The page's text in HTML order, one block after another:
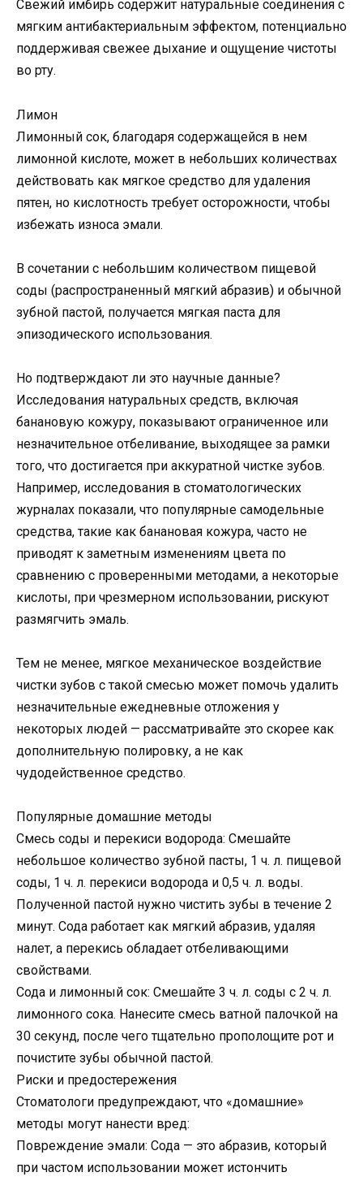
Свежий имбирь содержит натуральные соединения с
мягким антибактериальным эффектом, потенциально
поддерживая свежее дыхание и ощущение чистоты
во рту.
Лимон
Лимонный сок, благодаря содержащейся в нем
лимонной кислоте, может в небольших количествах
действовать как мягкое средство для удаления
пятен, но кислотность требует осторожности, чтобы
избежать износа эмали.
В сочетании с небольшим количеством пищевой
соды (распространенный мягкий абразив) и обычной
зубной пастой, получается мягкая паста для
эпизодического использования.
Но подтверждают ли это научные данные?
Исследования натуральных средств, включая
банановую кожуру, показывают ограниченное или
незначительное отбеливание, выходящее за рамки
того, что достигается при аккуратной чистке зубов.
Например, исследования в стоматологических
журналах показали, что популярные самодельные
средства, такие как банановая кожура, часто не
приводят к заметным изменениям цвета по
сравнению с проверенными методами, а некоторые
кислоты, при чрезмерном использовании, рискуют
размягчить эмаль.
Тем не менее, мягкое механическое воздействие
чистки зубов с такой смесью может помочь удалить
незначительные ежедневные отложения у
некоторых людей — рассматривайте это скорее как
дополнительную полировку, а не как
чудодейственное средство.
Популярные домашние методы
Смесь соды и перекиси водорода: Смешайте
небольшое количество зубной пасты, 1 ч. л. пищевой
соды, 1 ч. л. перекиси водорода и 0,5 ч. л. воды.
Полученной пастой нужно чистить зубы в течение 2
минут. Сода работает как мягкий абразив, удаляя
налет, а перекись обладает отбеливающими
свойствами.
Сода и лимонный сок: Смешайте 3 ч. л. соды с 2 ч. л.
лимонного сока. Нанесите смесь ватной палочкой на
30 секунд, после чего тщательно прополощите рот и
почистите зубы обычной пастой.
Риски и предостережения
Стоматологи предупреждают, что «домашние»
методы могут нанести вред:
Повреждение эмали: Сода — это абразив, который
при частом использовании может истончить